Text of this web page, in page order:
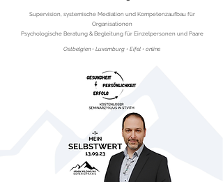
Ostbelgien • Luxemburg • Eifel • online
Supervision, systemische Mediation und Kompetenzaufbau für
Organisationen
Psychologische Beratung & Begleitung für Einzelpersonen und Paare